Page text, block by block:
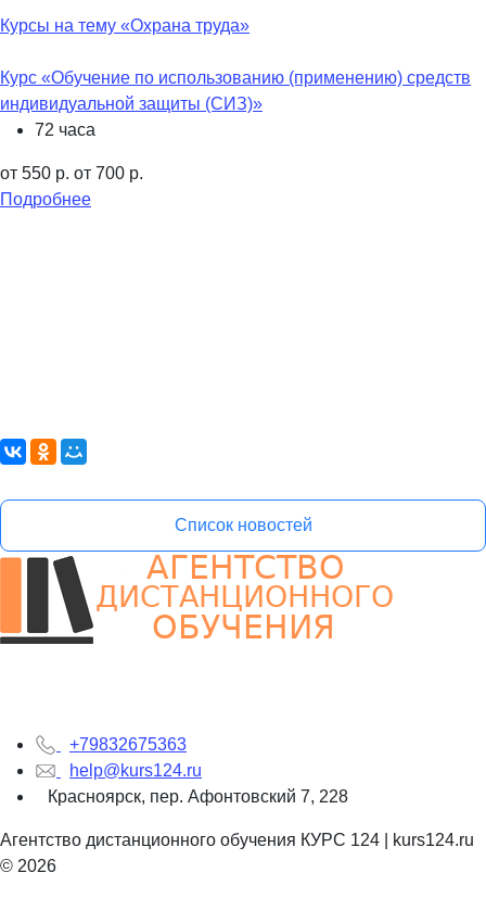
Курсы на тему «Охрана труда»
Курс «Обучение по использованию (применению) средств
индивидуальной защиты (СИЗ)»
72 часа
от 550 р. от 700 р.
Подробнее
Список новостей
+79832675363
help@kurs124.ru
Красноярск, пер. Афонтовский 7, 228
Агентство дистанционного обучения КУРС 124 | kurs124.ru
© 2026